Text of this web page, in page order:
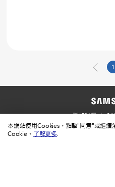
本網站使用Cookies。點擊"同意"或繼續
Cookie。 了解更多
1
聯絡我們
使用規範